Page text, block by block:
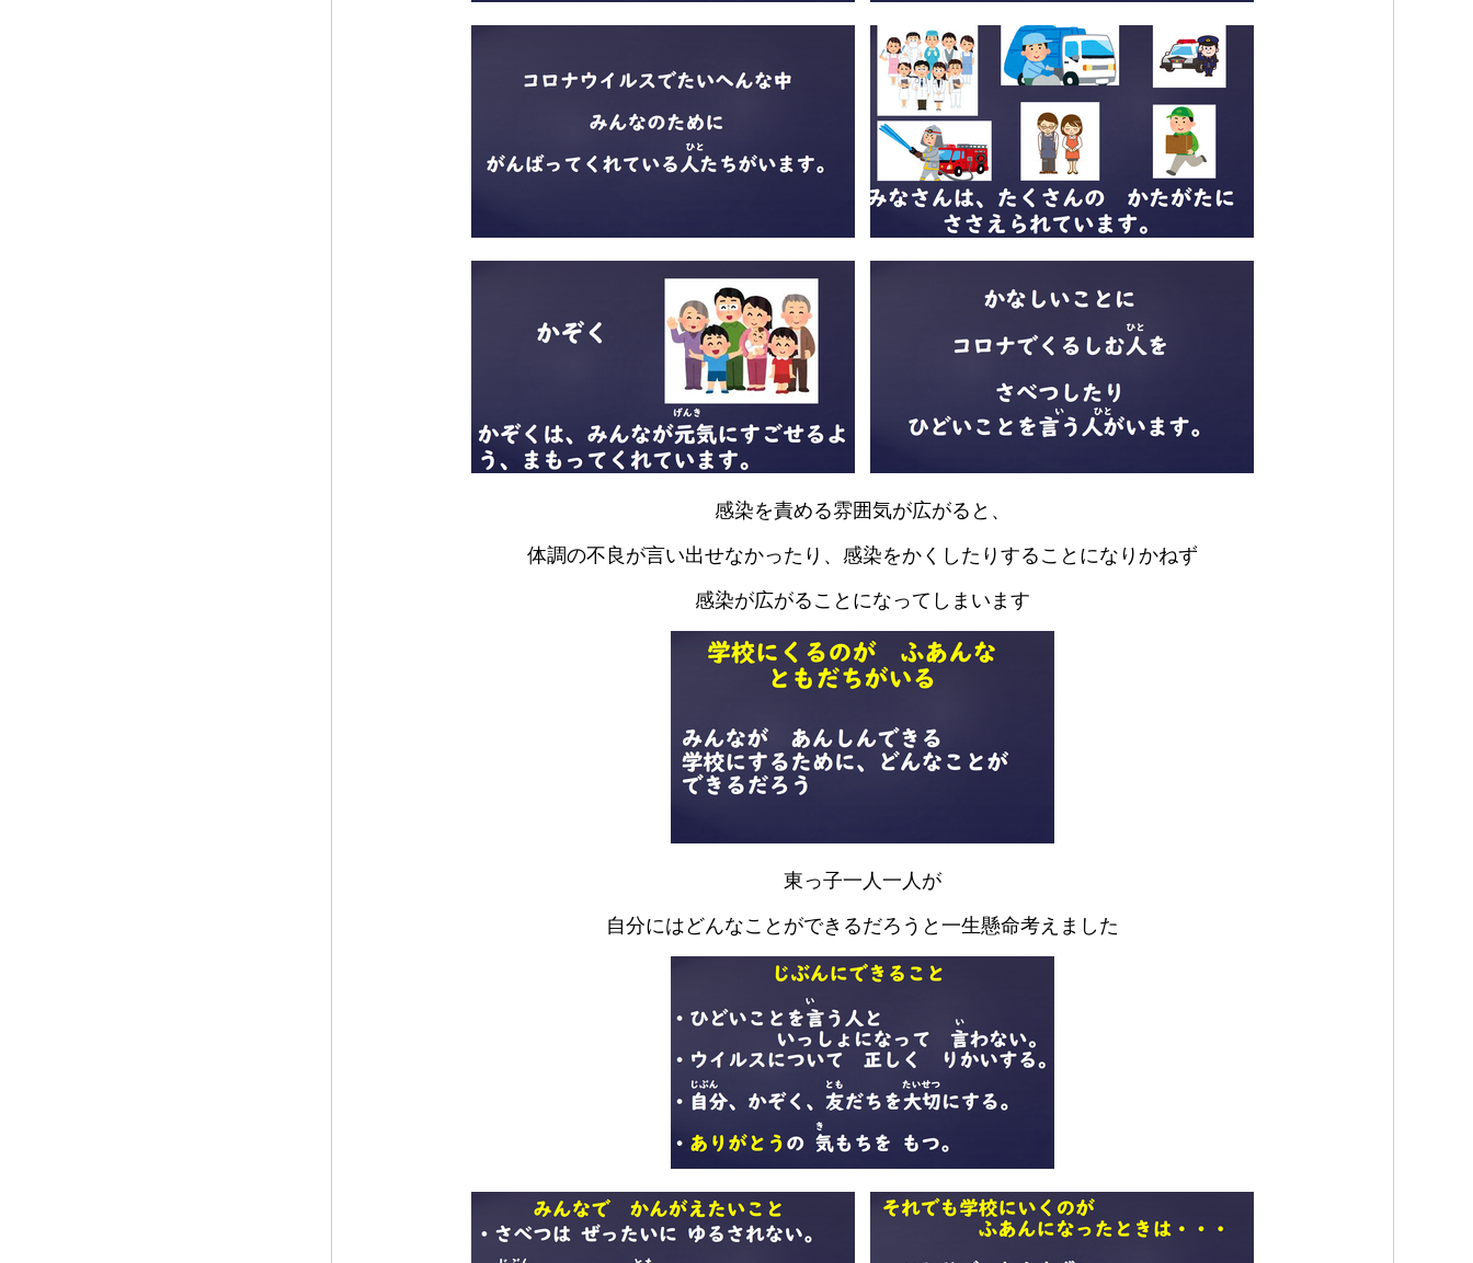
感染を責める雰囲気が広がると、
体調の不良が言い出せなかったり、感染をかくしたりすることになりかねず
感染が広がることになってしまいます
東っ子一人一人が
自分にはどんなことができるだろうと一生懸命考えました